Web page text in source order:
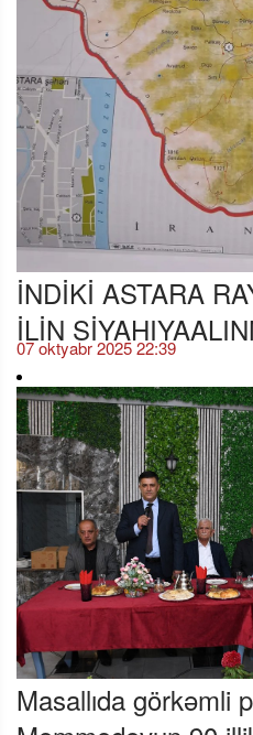
İNDİKİ ASTARA
İLİN
07 oktyabr 2025 22:39
Masallıda görkəmli
Məmmədovun 90